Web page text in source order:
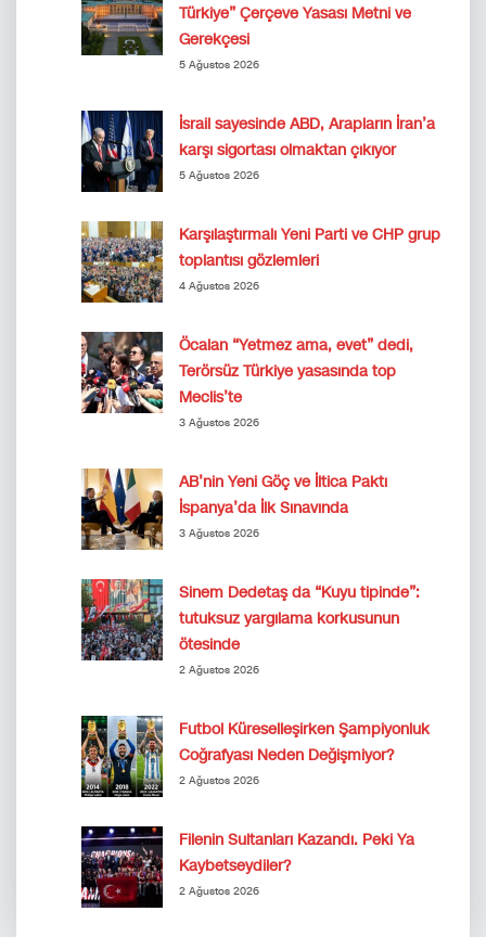
Türkiye” Çerçeve Yasası Metni ve
Gerekçesi
5 Ağustos 2026
İsrail sayesinde ABD, Arapların İran’a
karşı sigortası olmaktan çıkıyor
5 Ağustos 2026
Karşılaştırmalı Yeni Parti ve CHP grup
toplantısı gözlemleri
4 Ağustos 2026
Öcalan “Yetmez ama, evet” dedi,
Terörsüz Türkiye yasasında top
Meclis’te
3 Ağustos 2026
AB’nin Yeni Göç ve İltica Paktı
İspanya’da İlk Sınavında
3 Ağustos 2026
Sinem Dedetaş da “Kuyu tipinde”:
tutuksuz yargılama korkusunun
ötesinde
2 Ağustos 2026
Futbol Küreselleşirken Şampiyonluk
Coğrafyası Neden Değişmiyor?
2 Ağustos 2026
Filenin Sultanları Kazandı. Peki Ya
Kaybetseydiler?
2 Ağustos 2026